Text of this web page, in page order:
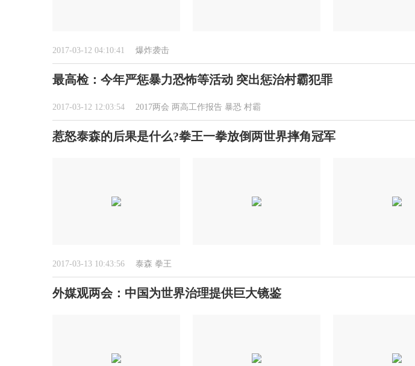
2017-03-12 04:10:41 爆炸袭击
最高检：今年严惩暴力恐怖等活动 突出惩治村霸犯罪
2017-03-12 12:03:54 2017两会 两高工作报告 暴恐 村霸
惹怒泰森的后果是什么?拳王一拳放倒两世界摔角冠军
2017-03-13 10:43:56 泰森 拳王
外媒观两会：中国为世界治理提供巨大镜鉴